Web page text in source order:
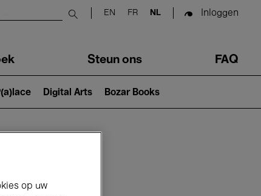
Submit search
EN FR NL Inloggen
Steun ons FAQ
Digital Arts Bozar Books
op uw